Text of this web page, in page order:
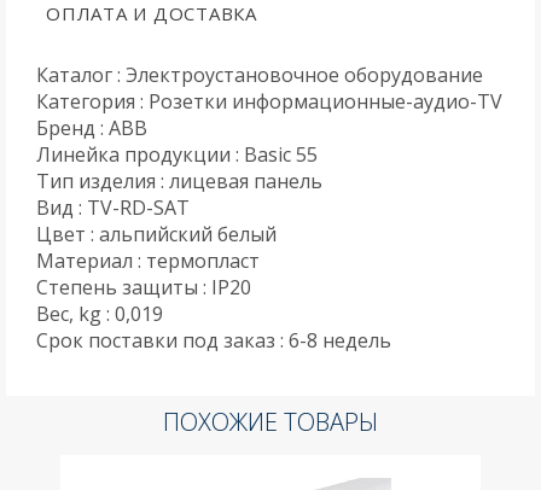
ОПЛАТА И ДОСТАВКА
Каталог : Электроустановочное оборудование
Категория : Розетки информационные-аудио-TV
Бренд : ABB
Линейка продукции : Basic 55
Тип изделия : лицевая панель
Вид : TV-RD-SAT
Цвет : альпийский белый
Материал : термопласт
Степень защиты : IP20
Вес, kg : 0,019
Срок поставки под заказ : 6-8 недель
ПОХОЖИЕ ТОВАРЫ